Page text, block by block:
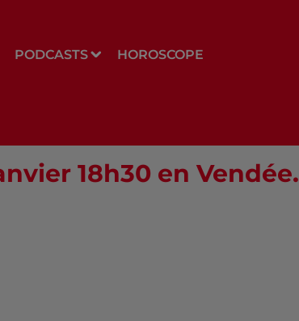
PODCASTS HOROSCOPE
18h30 en Vendée.